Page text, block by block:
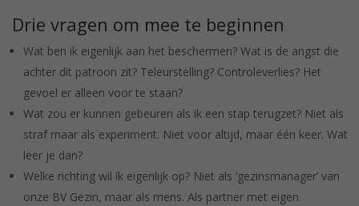
Drie vragen om mee te beginnen
Wat ben ik eigenlijk aan het beschermen? Wat is de angst die
achter dit patroon zit? Teleurstelling? Controleverlies? Het
gevoel er alleen voor te staan?
Wat zou er kunnen gebeuren als ik een stap terugzet? Niet als
straf maar als experiment. Niet voor altijd, maar één keer. Wat
leer je dan?
Welke richting wil ík eigenlijk op? Niet als ‘gezinsmanager’ van
onze BV Gezin, maar als mens. Als partner met eigen